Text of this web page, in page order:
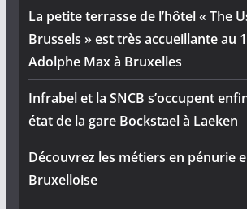
La petite terrasse de l’hôtel « The
Brussels » est très accueillante au
Adolphe Max à Bruxelles
Infrabel et la SNCB s’occupent
état de la gare Bockstael à Laeken
Découvrez les métiers en pénurie
Bruxelloise